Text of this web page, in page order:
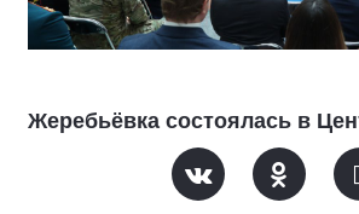
Жеребьёвка состоялась в